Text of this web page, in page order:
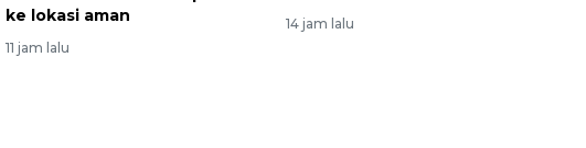
ke lokasi aman
11 jam lalu
14 jam lalu